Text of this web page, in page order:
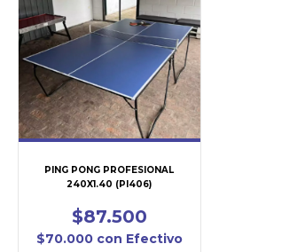
PING PONG PROFESIONAL
240X1.40 (PI406)
$87.500
$70.000 con Efectivo